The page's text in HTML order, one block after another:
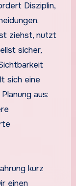
Disziplin,
ziehst, nutzt
sicher,
sich eine
aus:
kurz
einen